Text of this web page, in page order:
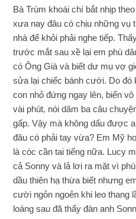
Bà Trùm khoái chí bắt nhịp
xưa nay đâu có chịu những vụ
nhà để khỏi phải nghe tiếp.
trước mắt sau xề lại em phù
có Ông Già và biết dư mụ vợ
sửa lại chiếc bánh cưới. Do đó
con nhỏ đứng ngay lên, biến
vài phút, nói dăm ba câu
gấp. Vậy mà không dấu được
đâu có phải tay vừa? Em Mỹ
là cóc cần tai tiếng nữa. Lucy
cả Sonny và lả lơi ra mặt vì
dầu thiên hạ thừa biết nhưng
cười ngỏn ngoẻn khi leo thang
loáng sau đã thấy đàn anh